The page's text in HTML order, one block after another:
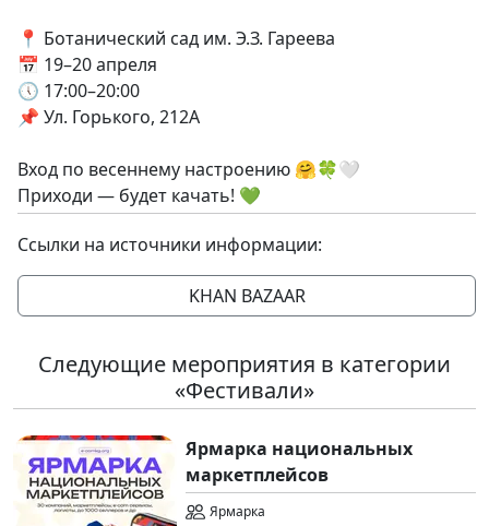
📍 Ботанический сад им. Э.З. Гареева
📅 19–20 апреля
🕔 17:00–20:00
📌 Ул. Горького, 212А
Вход по весеннему настроению 🤗🍀🤍
Приходи — будет качать! 💚
Ссылки на источники информации:
KHAN BAZAAR
Следующие мероприятия в категории
«Фестивали»
Ярмарка национальных
маркетплейсов
Ярмарка